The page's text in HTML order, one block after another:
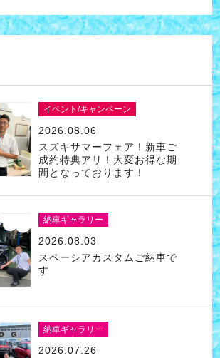
イベント/キャンペーン
2026.08.06
スズキサマーフェア！新車ご
成約特典アリ！大変お得な期
間となっております！
納車ギャラリー
2026.08.03
スペーシアカスタムご納車で
す
納車ギャラリー
2026.07.26